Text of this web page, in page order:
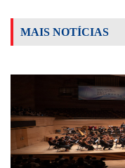
MAIS NOTÍCIAS